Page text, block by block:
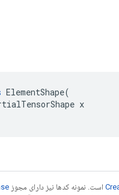
ElementShape(
x
است. نمونه کدها نیز دارای مجوز